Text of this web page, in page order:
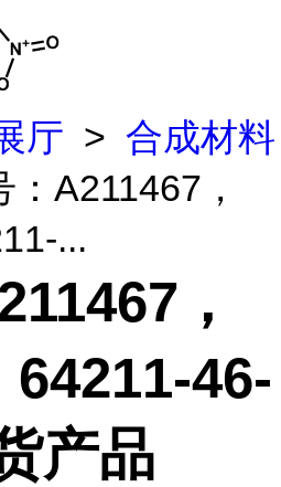
厅 > 合成材料
：A211467，
...
，
46-
产品